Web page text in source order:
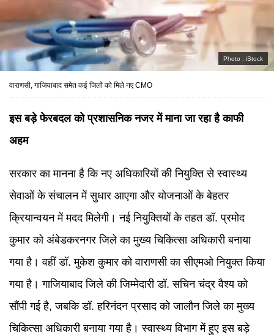
Photo : iStock
वाराणसी, गाजियाबाद समेत कई जिलों को मिले नए CMO
इस बड़े फेरबदल को प्रशासनिक नजर में माना जा रहा है काफी
अहम
सरकार का मानना है कि नए अधिकारियों की नियुक्ति से स्वास्थ्य
सेवाओं के संचालन में सुधार आएगा और योजनाओं के बेहतर
क्रियान्वयन में मदद मिलेगी। नई नियुक्तियों के तहत डॉ. प्रमोद
कुमार को अंबेडकरनगर जिले का मुख्य चिकित्सा अधिकारी बनाया
गया है। वहीं डॉ. मुकेश कुमार को वाराणसी का सीएमओ नियुक्त किया
गया है। गाजियाबाद जिले की जिम्मेदारी डॉ. सचिन चंद्र वैश्य को
सौंपी गई है, जबकि डॉ. हरिनंदन प्रसाद को जालौन जिले का मुख्य
चिकित्सा अधिकारी बनाया गया है। स्वास्थ्य विभाग में हुए इस बड़े